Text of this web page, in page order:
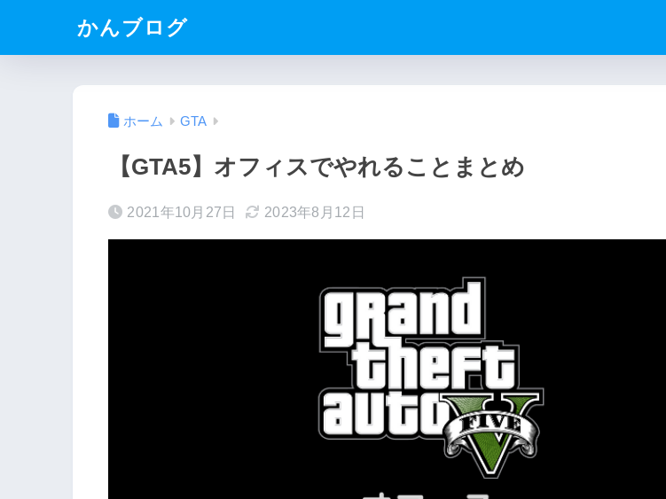
かんブログ
ホーム GTA
【GTA5】オフィスでやれることまとめ
2021年10月27日 2023年8月12日